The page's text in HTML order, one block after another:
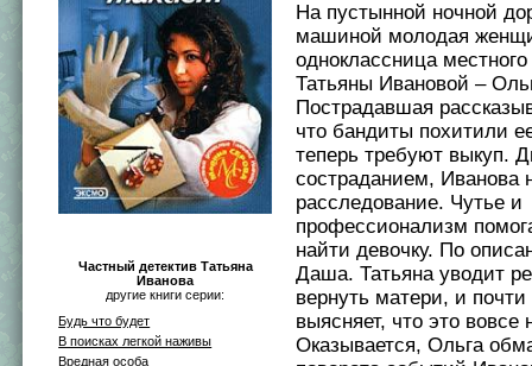
Частный детектив Татьяна
Иванова
другие книги серии:
Будь что будет
В поисках легкой наживы
Вредная особа
На пустынной ночной
машиной молодая
одноклассница местного
Татьяны Ивановой –
Пострадавшая
что бандиты похитили
теперь требуют выкуп.
состраданием, Иванова
расследование. Чутье и
профессионализм
найти девочку. По
Даша. Татьяна уводит
вернуть матери, и почти
выясняет, что это
Оказывается, Ольга